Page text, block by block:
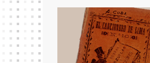
Barra
lateral
del
artículo